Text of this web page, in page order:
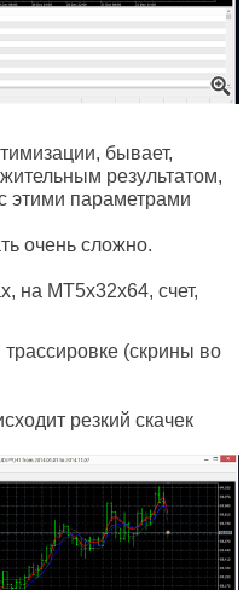
бывает,
результатом,
этими параметрами
очень сложно.
на MT5x32х64, счет,
(скрины во
резкий скачек